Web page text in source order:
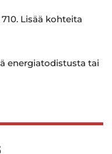
Lisää kohteita
energiatodistusta tai